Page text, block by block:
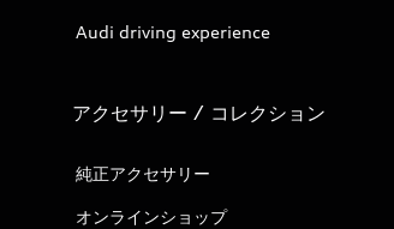
Audi driving experience
アクセサリー / コレクション
純正アクセサリー
オンラインショップ